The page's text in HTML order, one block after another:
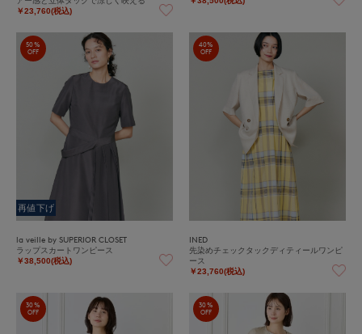
￥23,760(税込)
50%
OFF
再値下げ
la veille by SUPERIOR CLOSET
ラップスカートワンピース
￥38,500(税込)
40%
OFF
INED
先染めチェックタックディティールワンピ
ース
￥23,760(税込)
30%
OFF
30%
OFF